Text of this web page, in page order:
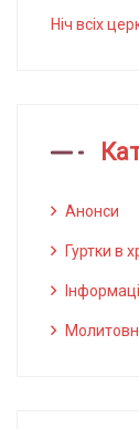
Ніч всіх
Анонси
Гуртки в